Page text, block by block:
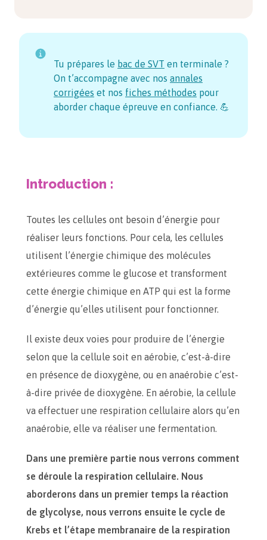
Tu prépares le bac de SVT en terminale ?
On t’accompagne avec nos annales
corrigées et nos fiches méthodes pour
aborder chaque épreuve en confiance. 💪
Introduction :
Toutes les cellules ont besoin d’énergie pour
réaliser leurs fonctions. Pour cela, les cellules
utilisent l’énergie chimique des molécules
extérieures comme le glucose et transforment
cette énergie chimique en ATP qui est la forme
d’énergie qu’elles utilisent pour fonctionner.
Il existe deux voies pour produire de l’énergie
selon que la cellule soit en aérobie, c’est-à-dire
en présence de dioxygène, ou en anaérobie c’est-
à-dire privée de dioxygène. En aérobie, la cellule
va effectuer une respiration cellulaire alors qu’en
anaérobie, elle va réaliser une fermentation.
Dans une première partie nous verrons comment
se déroule la respiration cellulaire. Nous
aborderons dans un premier temps la réaction
de glycolyse, nous verrons ensuite le cycle de
Krebs et l’étape membranaire de la respiration